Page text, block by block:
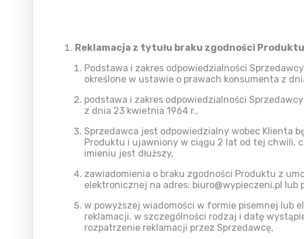
Reklamacja z tytułu braku zgodności Produktu
Podstawa i zakres odpowiedzialności
określone w ustawie o prawach konsumenta z
podstawa i zakres odpowiedzialności
z dnia 23 kwietnia 1964 r.,
Sprzedawca jest odpowiedzialny wobec Klienta
Produktu i ujawniony w ciągu 2 lat od tej chwili,
imieniu jest dłuższy,
zawiadomienia o braku zgodności Produktu z
elektronicznej na adres: biuro@wypieczeni.pl lub
w powyższej wiadomości w formie pisemnej lub
reklamacji, w szczególności rodzaj i datę
rozpatrzenie reklamacji przez Sprzedawcę,